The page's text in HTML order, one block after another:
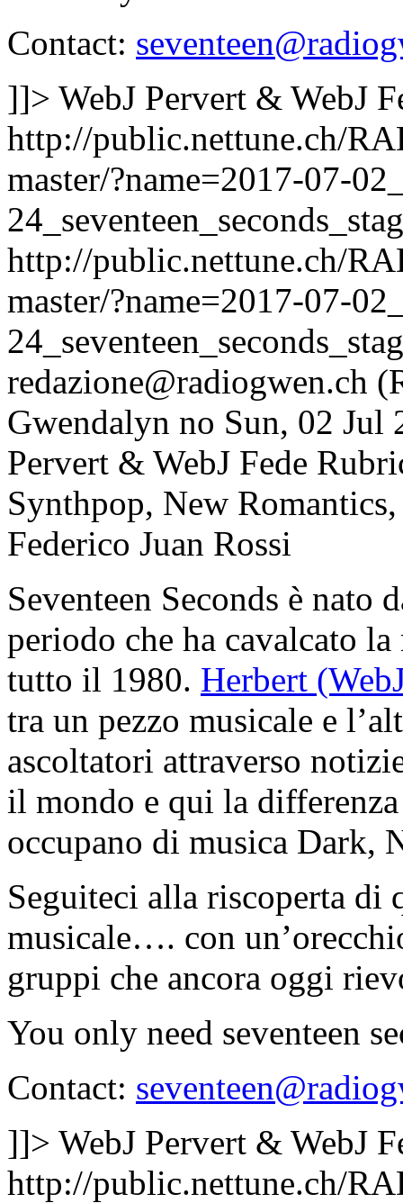
Contact:
]]> WebJ Pervert & WebJ
http://public.nettune.ch/
master/?name=2017-07-
http://public.nettune.ch/
master/?name=2017-07-
redazione@radiogwen.ch
Gwendalyn no Sun, 02 Jul
Pervert & WebJ Fede
Synthpop, New
Federico Juan Rossi
Seventeen Seconds è nato
periodo che ha cavalcato
tutto il 1980. Herbert
tra un pezzo musicale e
ascoltatori attraverso
il mondo e qui la
occupano di musica Dark,
Seguiteci alla riscoperta di
musicale…. con
gruppi che ancora oggi
You only need seventeen
Contact:
]]> WebJ Pervert & WebJ
http://public.nettune.ch/